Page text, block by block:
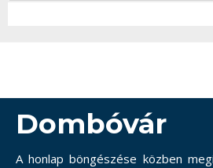
Dombóvár
A honlap böngészése közben